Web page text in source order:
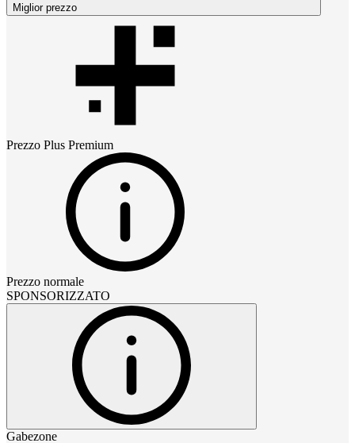
Miglior prezzo
Prezzo Plus Premium
Prezzo normale
SPONSORIZZATO
Gabezone